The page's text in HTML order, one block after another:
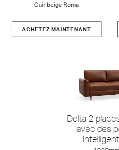
Cuir beige Roma
ACHETEZ MAINTENANT
Delta 2
avec des